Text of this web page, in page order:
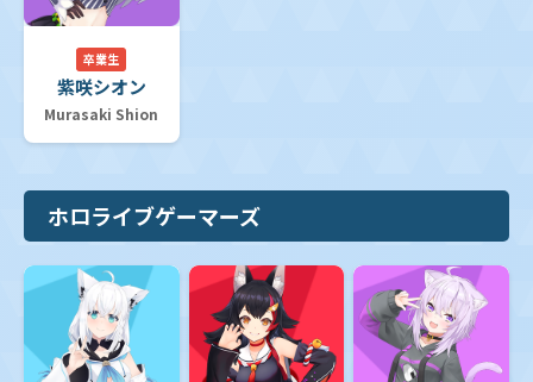
卒業生
紫咲シオン
Murasaki Shion
ホロライブゲーマーズ